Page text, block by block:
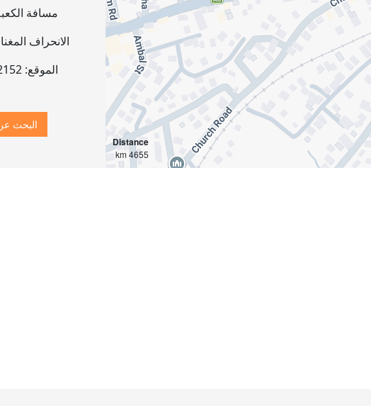
Distance
4655 km
مسافة
الانحراف
الموقع:
البحث